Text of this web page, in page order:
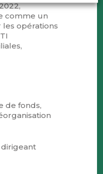
comme un
opérations
de fonds,
dirigeant